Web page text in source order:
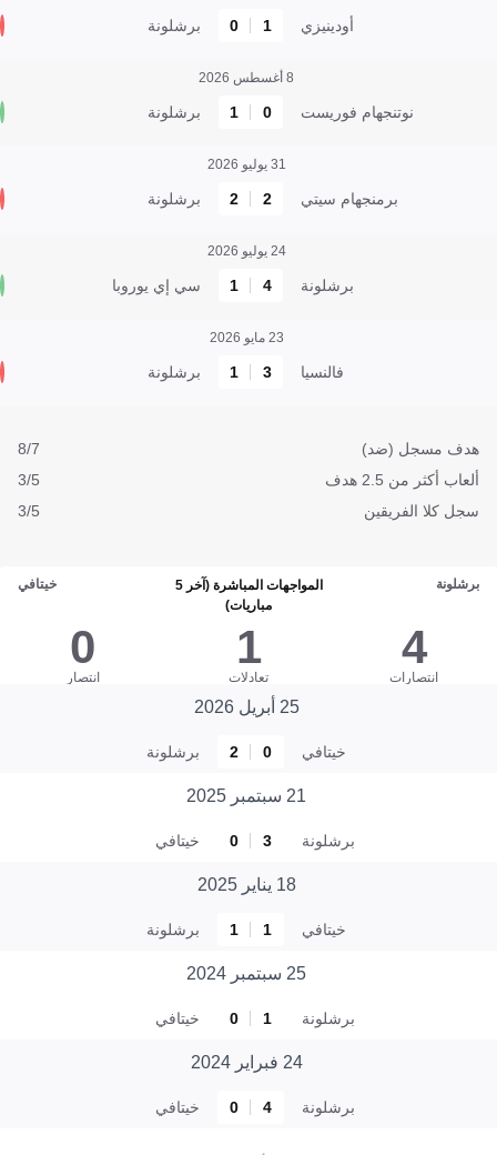
أودينيزي 1
0 برشلونة
8 أغسطس 2026
نوتنجهام فوريست 0
1 برشلونة
31 يوليو 2026
برمنجهام سيتي 2
2 برشلونة
24 يوليو 2026
برشلونة 4
1 سي إي يوروبا
23 مايو 2026
فالنسيا 3
1 برشلونة
هدف مسجل (ضد)
8/7
ألعاب أكثر من 2.5 هدف
3/5
سجل كلا الفريقين
3/5
برشلونة
المواجهات المباشرة (آخر 5
مباريات)
خيتافي
4
انتصارات
1
تعادلات
0
انتصار
25 أبريل 2026
خيتافي 0
2 برشلونة
21 سبتمبر 2025
برشلونة 3
0 خيتافي
18 يناير 2025
خيتافي 1
1 برشلونة
25 سبتمبر 2024
برشلونة 1
0 خيتافي
24 فبراير 2024
برشلونة 4
0 خيتافي